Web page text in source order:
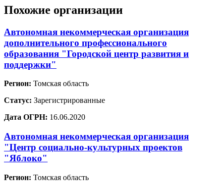
Похожие организации
Автономная некоммерческая организация
дополнительного профессионального
образования "Городской центр развития и
поддержки"
Регион: Томская область
Статус: Зарегистрированные
Дата ОГРН: 16.06.2020
Автономная некоммерческая организация
"Центр социально-культурных проектов
"Яблоко"
Регион: Томская область